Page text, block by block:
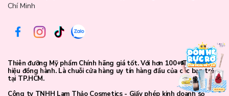
Yellow 5 Lake (CI 19140).
Hướng dẫn sử dụng:
Tạo phần sóng mũi cao hơn bằng cách dùng phấn tối dọc theo 2
bên sống mũi và phần sáng dọc theo giữa sống mũi.
Khắc phục điểm yếu khuôn mặt vuông bằng cách dùng phấn tối 2
bên góc má để giúp tạo cảm giác khuôn mặt đỡ vuông và trở nên
Chí Minh
Thiên đưỡng Mỹ phẩm Chính hãng giá tốt. Với hơn 100+ Thương
hiệu đồng hành. Là chuỗi cửa hàng uy tín hàng đầu của các bạn trẻ
tại TP.HCM.
Công ty TNHH Lam Thảo Cosmetics - Giấy phép kinh doanh số